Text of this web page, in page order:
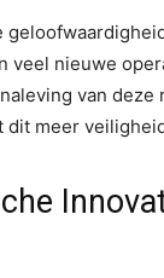
veel nieuwe
van deze
dit meer